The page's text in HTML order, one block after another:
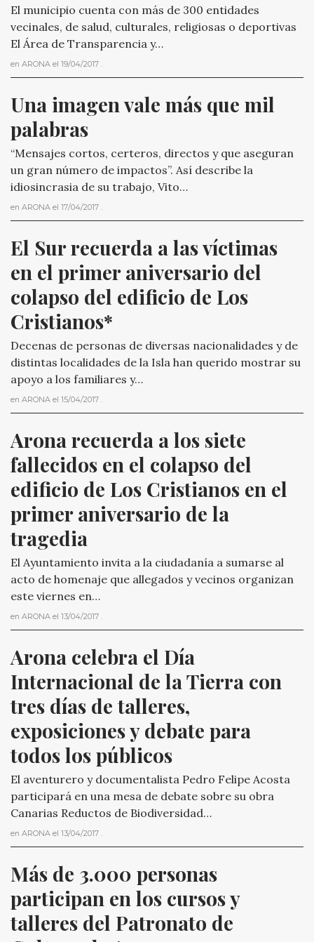
El municipio cuenta con más de 300 entidades
vecinales, de salud, culturales, religiosas o deportivas
El Área de Transparencia y…
en ARONA el 19/04/2017 .
Una imagen vale más que mil
palabras
“Mensajes cortos, certeros, directos y que aseguran
un gran número de impactos”. Así describe la
idiosincrasia de su trabajo, Vito…
en ARONA el 17/04/2017 .
El Sur recuerda a las víctimas
en el primer aniversario del
colapso del edificio de Los
Cristianos*
Decenas de personas de diversas nacionalidades y de
distintas localidades de la Isla han querido mostrar su
apoyo a los familiares y…
en ARONA el 15/04/2017 .
Arona recuerda a los siete
fallecidos en el colapso del
edificio de Los Cristianos en el
primer aniversario de la
tragedia
El Ayuntamiento invita a la ciudadanía a sumarse al
acto de homenaje que allegados y vecinos organizan
este viernes en…
en ARONA el 13/04/2017 .
Arona celebra el Día
Internacional de la Tierra con
tres días de talleres,
exposiciones y debate para
todos los públicos
El aventurero y documentalista Pedro Felipe Acosta
participará en una mesa de debate sobre su obra
Canarias Reductos de Biodiversidad…
en ARONA el 13/04/2017 .
Más de 3.000 personas
participan en los cursos y
talleres del Patronato de